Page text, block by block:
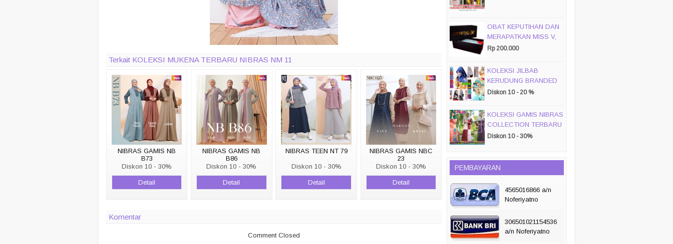
Terkait KOLEKSI MUKENA TERBARU NIBRAS NM 11
NIBRAS GAMIS NB
B73
Diskon 10 - 30%
Detail
NIBRAS GAMIS NB
B86
Diskon 10 - 30%
Detail
NIBRAS TEEN NT 79
Diskon 10 - 30%
Detail
NIBRAS GAMIS NBC
23
Diskon 10 - 30%
Detail
Komentar
Comment Closed
OBAT KEPUTIHAN DAN
MERAPATKAN MISS V,
CRYSTALX
Rp 200.000
KOLEKSI JILBAB
KERUDUNG BRANDED
PASMIRA
Diskon 10 - 20 %
KOLEKSI GAMIS NIBRAS
COLLECTION TERBARU
2019/ 2020
Diskon 10 - 30%
PEMBAYARAN
4565016866 a/n
Noferiyatno
306501021154536
a/n Noferiyatno